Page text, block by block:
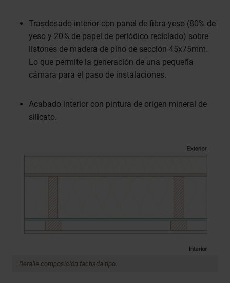
Trasdosado interior con panel de fibra-yeso (80% de
yeso y 20% de papel de periódico reciclado) sobre
listones de madera de pino de sección 45x75mm.
Lo que permite la generación de una pequeña
cámara para el paso de instalaciones.
Acabado interior con pintura de origen mineral de
silicato.
Detalle composición fachada tipo.